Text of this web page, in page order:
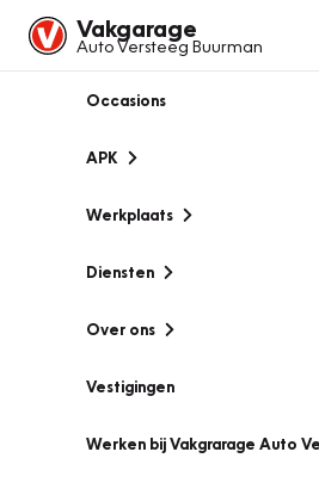
Vakgarage
Auto Versteeg Buurman
Occasions
APK
Werkplaats
Diensten
Over ons
Vestigingen
Werken bij Vakgrarage Auto